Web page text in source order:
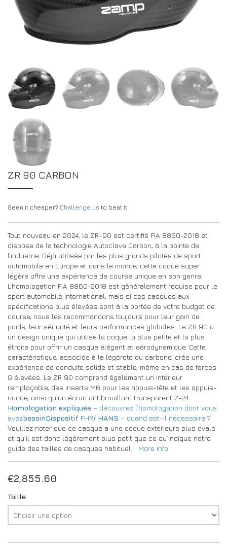
CONCESSIONNAIRES
FAQS
DRIVERS/PARTNERS
DRIVERS/PARTNERS
RESSOURCES
MON COMPTE
PAGE DE DEMANDE DE RENSEIGNEMENTS POUR LES
CONCESSIONNAIRES
ZR 90 CARBON
Seen it cheaper? Challenge us to beat it.
Tout nouveau en 2024, le ZR-90 est certifié FIA 8860-2018 et
dispose de la technologie Autoclave Carbon, à la pointe de
l’industrie. Déjà utilisée par les plus grands pilotes de sport
automobile en Europe et dans le monde, cette coque super
légère offre une expérience de course unique en son genre.
L’homologation FIA 8860-2018 est généralement requise pour le
sport automobile international, mais si ces casques aux
spécifications plus élevées sont à la portée de votre budget de
course, nous les recommandons toujours pour leur gain de
poids, leur sécurité et leurs performances globales. Le ZR 90 a
un design unique qui utilise la coque la plus petite et la plus
étroite pour offrir un casque élégant et aérodynamique. Cette
caractéristique, associée à la légèreté du carbone, crée une
expérience de conduite solide et stable, même en cas de forces
G élevées. Le ZR 90 comprend également un intérieur
remplaçable, des inserts M6 pour les appuis-tête et les appuis-
nuque, ainsi qu’un écran antibrouillard transparent Z-24.
Homologation expliquée – découvrez l’homologation dont vous
avezbesoinDispositif FHR/ HANS – quand est-il nécessaire ?
Veuillez noter que ce casque a une coque extérieure plus ovale
et qu’il est donc légèrement plus petit que ce qu’indique notre
guide des tailles de casques habituel. More Info
€2,855.60
Taille